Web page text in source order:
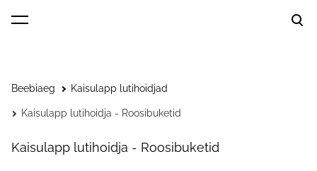
lisati ostukorvi.
Beebiaeg Kaisulapp lutihoidjad
Kaisulapp lutihoidja - Roosibuketid
Kaisulapp lutihoidja - Roosibuketid